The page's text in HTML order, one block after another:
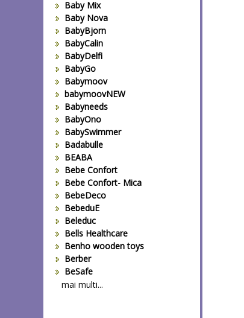
Baby Mix
Baby Nova
BabyBjorn
BabyCalin
BabyDelfi
BabyGo
Babymoov
babymoovNEW
Babyneeds
BabyOno
BabySwimmer
Badabulle
BEABA
Bebe Confort
Bebe Confort- Mica
BebeDeco
BebeduE
Beleduc
Bells Healthcare
Benho wooden toys
Berber
BeSafe
Bestway
mai multi...